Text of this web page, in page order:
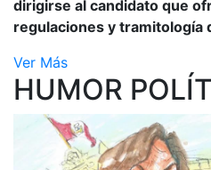
dirigirse al candidato que
regulaciones y tramitología
Ver Más
HUMOR